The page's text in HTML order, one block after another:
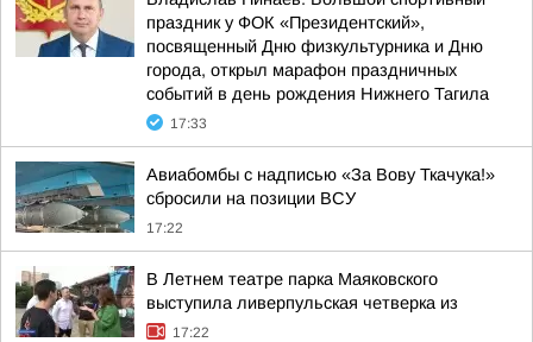
праздник у ФОК «Президентский»,
посвященный Дню физкультурника и Дню
города, открыл марафон праздничных
событий в день рождения Нижнего Тагила
17:33
Авиабомбы с надписью «За Вову Ткачука!»
сбросили на позиции ВСУ
17:22
В Летнем театре парка Маяковского
выступила ливерпульская четверка из
17:22